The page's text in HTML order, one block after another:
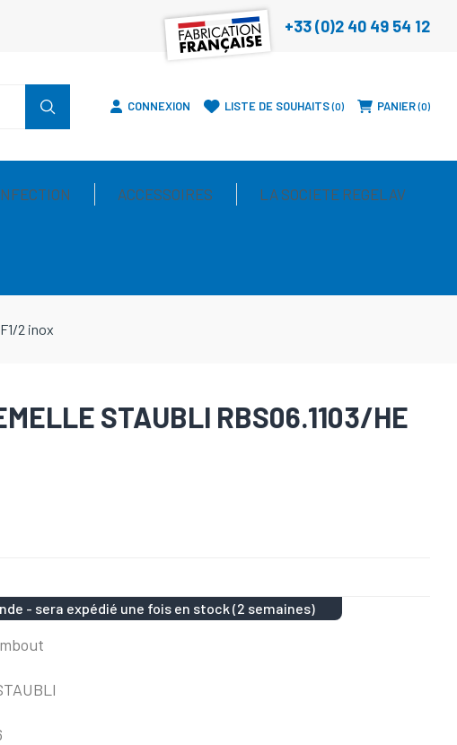
+33 (0)2 40 49 54 12
CONNEXION LISTE DE SOUHAITS 0 PANIER 0
ACCESSOIRES LA SOCIETE REGELAV
2 inox
STAUBLI RBS06.1103/HE
- sera expédié une fois en stock (2 semaines)